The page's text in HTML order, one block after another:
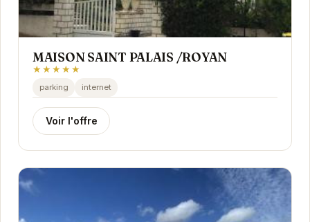
MAISON SAINT PALAIS /ROYAN
★★★★★
parking internet
Voir l'offre